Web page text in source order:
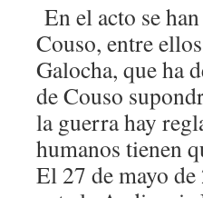
En el acto se
Couso, entre
Galocha, que ha
de Couso
la guerra hay
humanos tienen
El 27 de mayo